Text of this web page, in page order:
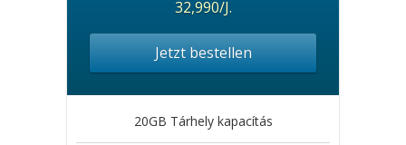
32,990/J.
Jetzt bestellen
20GB Tárhely kapacítás